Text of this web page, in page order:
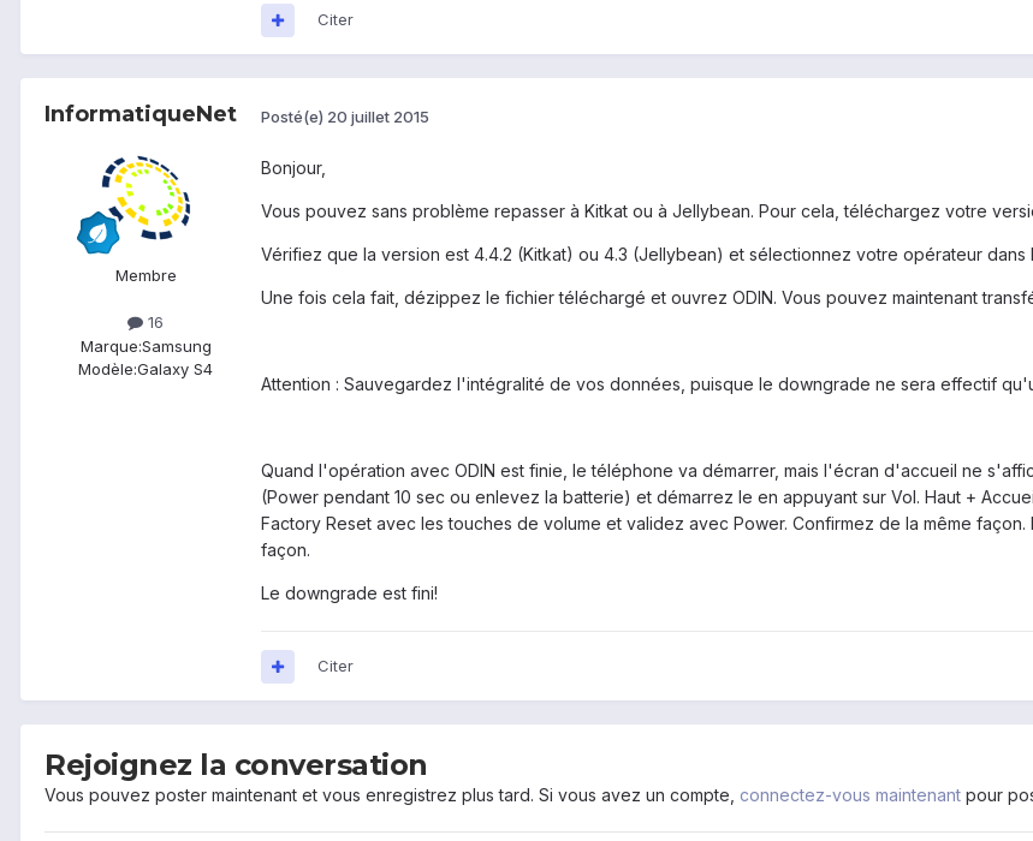
Citer
InformatiqueNet
Membre
16
Marque:Samsung
Modèle:Galaxy S4
Posté(e) 20 juillet 2015
Bonjour,
Vous pouvez sans problème repasser à Kitkat ou à Jellybean. Pour cela, téléchargez votre
Vérifiez que la version est 4.4.2 (Kitkat) ou 4.3 (Jellybean) et sélectionnez votre opérateur dans
Une fois cela fait, dézippez le fichier téléchargé et ouvrez ODIN. Vous pouvez maintenant
Attention : Sauvegardez l'intégralité de vos données, puisque le downgrade ne sera effectif
Quand l'opération avec ODIN est finie, le téléphone va démarrer, mais l'écran d'accueil ne
(Power pendant 10 sec ou enlevez la batterie) et démarrez le en appuyant sur Vol. Haut +
Factory Reset avec les touches de volume et validez avec Power. Confirmez de la même
façon.
Le downgrade est fini!
Citer
Rejoignez la conversation
Vous pouvez poster maintenant et vous enregistrez plus tard. Si vous avez un compte, connectez-vous maintenant pour